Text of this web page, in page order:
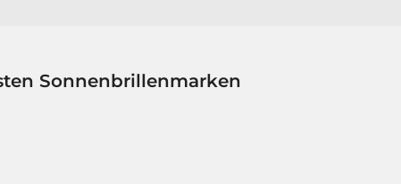
Sonnenbrillenmarken